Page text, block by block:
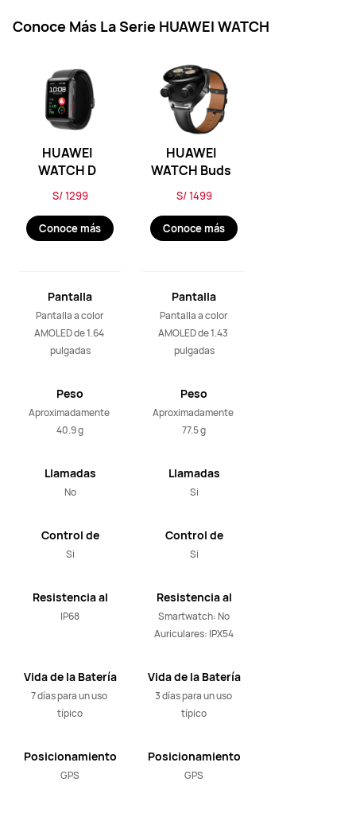
Conoce Más La Serie HUAWEI WATCH
HUAWEI
WATCH D
S/ 1299
Conoce más
Pantalla
Pantalla a color
AMOLED de 1.64
pulgadas
Peso
Aproximadamente
40.9 g
Llamadas
No
Control de
musica
Si
Resistencia al
agua
IP68
Vida de la Batería
7 días para un uso
típico
Posicionamiento
GPS
HUAWEI
WATCH Buds
S/ 1499
Conoce más
Pantalla
Pantalla a color
AMOLED de 1.43
pulgadas
Peso
Aproximadamente
77.5 g
Llamadas
Si
Control de
musica
Si
Resistencia al
agua
Smartwatch: No
Auriculares: IPX54
Vida de la Batería
3 días para un uso
típico
Posicionamiento
GPS